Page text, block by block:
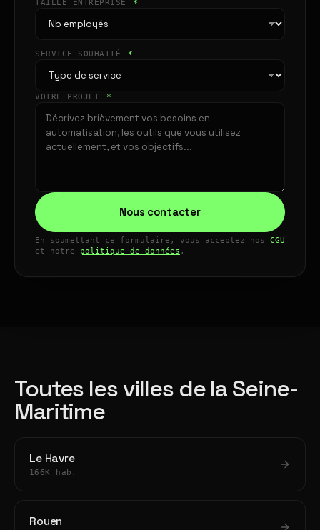
TAILLE ENTREPRISE *
SERVICE SOUHAITÉ *
VOTRE PROJET *
Nous contacter
En soumettant ce formulaire, vous acceptez nos CGU
et notre politique de données .
Toutes les villes de la Seine-
Maritime
Le Havre
166K hab.
Rouen